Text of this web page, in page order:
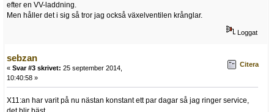
efter en VV-laddning.
Men håller det i sig så tror jag också växelventilen krånglar.
Loggat
sebzan
« Svar #3 skrivet: 25 september 2014,
10:40:58 »
Citera
X11:an har varit på nu nästan konstant ett par dagar så jag ringer service,